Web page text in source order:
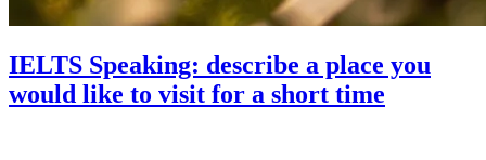
IELTS Speaking: describe a place you
would like to visit for a short time